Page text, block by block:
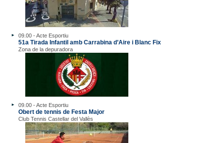
09.00 - Acte Esportiu
51a Tirada Infantil amb Carrabina d’Aire i Blanc Fix
Zona de la depuradora
09.00 - Acte Esportiu
Obert de tennis de Festa Major
Club Tennis Castellar del Vallès